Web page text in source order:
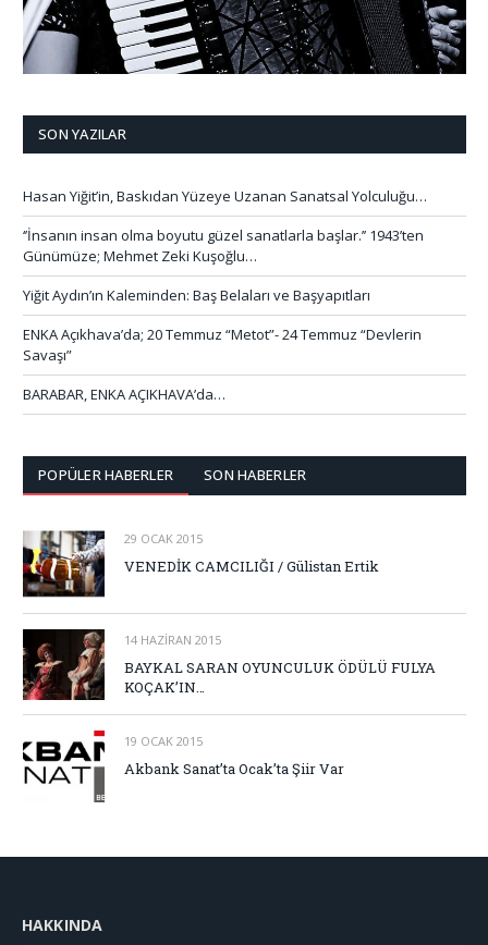
SON YAZILAR
Hasan Yiğit’in, Baskıdan Yüzeye Uzanan Sanatsal Yolculuğu…
‘’İnsanın insan olma boyutu güzel sanatlarla başlar.’’ 1943’ten
Günümüze; Mehmet Zeki Kuşoğlu…
Yiğit Aydın’ın Kaleminden: Baş Belaları ve Başyapıtları
ENKA Açıkhava’da; 20 Temmuz “Metot”- 24 Temmuz “Devlerin
Savaşı”
BARABAR, ENKA AÇIKHAVA’da…
POPÜLER HABERLER SON HABERLER
29 OCAK 2015
VENEDİK CAMCILIĞI / Gülistan Ertik
14 HAZIRAN 2015
BAYKAL SARAN OYUNCULUK ÖDÜLÜ FULYA
KOÇAK’IN…
19 OCAK 2015
Akbank Sanat’ta Ocak’ta Şiir Var
HAKKINDA